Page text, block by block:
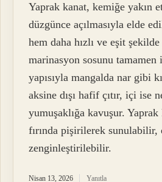
Yaprak kanat, kemiğe yakın
düzgünce açılmasıyla elde
hem daha hızlı ve eşit
marinasyon sosunu tamamen
yapısıyla mangalda nar gibi
aksine dışı hafif çıtır, içi ise
yumuşaklığa kavuşur. Yaprak
fırında pişirilerek sunulabilir,
zenginleştirilebilir.
Nisan 13, 2026 Yanıtla